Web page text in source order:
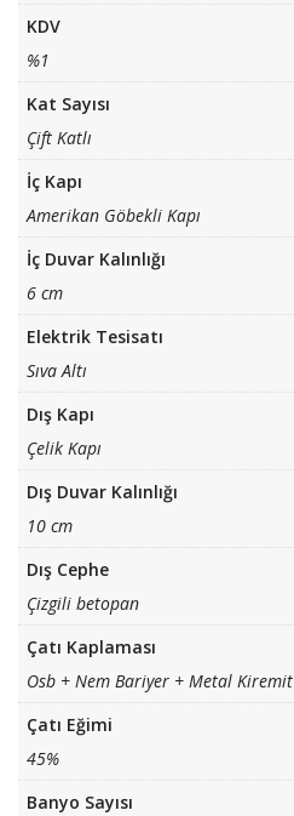
KDV
%1
Kat Sayısı
Çift Katlı
İç Kapı
Amerikan Göbekli Kapı
İç Duvar Kalınlığı
6 cm
Elektrik Tesisatı
Sıva Altı
Dış Kapı
Çelik Kapı
Dış Duvar Kalınlığı
10 cm
Dış Cephe
Çizgili betopan
Çatı Kaplaması
Osb + Nem Bariyer + Metal Kiremit
Çatı Eğimi
45%
Banyo Sayısı